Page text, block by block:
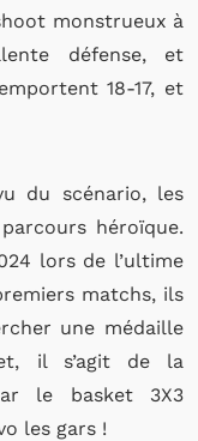
monstrueux à
défense, et
18-17, et
du scénario, les
héroïque.
lors de l’ultime
matchs, ils
une médaille
il s’agit de la
le basket 3X3
les gars !